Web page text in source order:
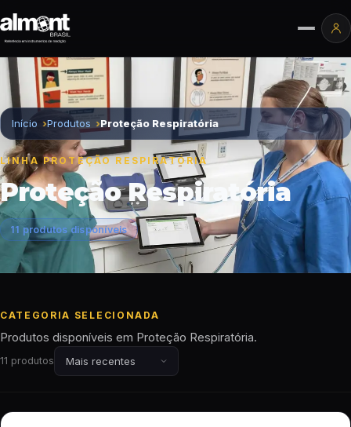
Início Produtos Proteção Respiratória
LINHA PROTEÇÃO RESPIRATÓRIA
Proteção Respiratória
11 produtos disponíveis
CATEGORIA SELECIONADA
Produtos disponíveis em Proteção Respiratória.
11 produtos